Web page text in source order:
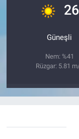
26
Güneşli
Nem: %41
Rüzgar: 5.81